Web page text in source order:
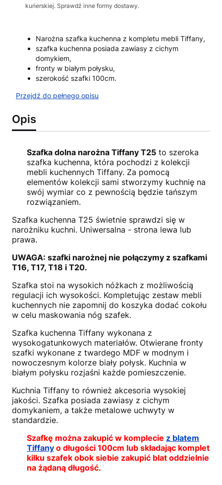
kurierskiej. Sprawdź inne formy dostawy.
Narożna szafka kuchenna z kompletu mebli Tiffany,
szafka kuchenna posiada zawiasy z cichym
domykiem,
fronty w białym połysku,
szerokość szafki 100cm.
Przejdź do pełnego opisu
Opis
Szafka dolna narożna Tiffany T25 to szeroka
szafka kuchenna, która pochodzi z kolekcji
mebli kuchennych Tiffany. Za pomocą
elementów kolekcji sami stworzymy kuchnię na
swój wymiar co z pewnością będzie tańszym
rozwiązaniem.
Szafka kuchenna T25 świetnie sprawdzi się w
narożniku kuchni. Uniwersalna - strona lewa lub
prawa.
UWAGA: szafki narożnej nie połączymy z szafkami
T16, T17, T18 i T20.
Szafka stoi na wysokich nóżkach z możliwością
regulacji ich wysokości. Kompletując zestaw mebli
kuchennych nie zapomnij do koszyka dodać cokołu
w celu maskowania nóg szafek.
Szafka kuchenna Tiffany wykonana z
wysokogatunkowych materiałów. Otwierane fronty
szafki wykonane z twardego MDF w modnym i
nowoczesnym kolorze biały połysk. Kuchnia w
białym połysku rozjaśni każde pomieszczenie.
Kuchnia Tiffany to również akcesoria wysokiej
jakości. Szafka posiada zawiasy z cichym
domykaniem, a także metalowe uchwyty w
standardzie.
Szafkę można zakupić w komplecie z blatem
Tiffany o długości 100cm lub składając komplet
kilku szafek obok siebie zakupić blat oddzielnie
na żądaną długość.